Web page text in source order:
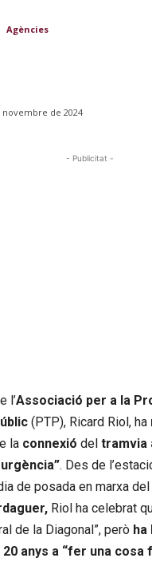
Agències
de 2024
- Publicitat -
l’Associació per a la
(PTP), Ricard Riol, ha
la connexió del tramvia
. Des de
de posada en marxa
Riol ha celebrat
de la Diagonal”, però ha
20 anys a “fer una cosa